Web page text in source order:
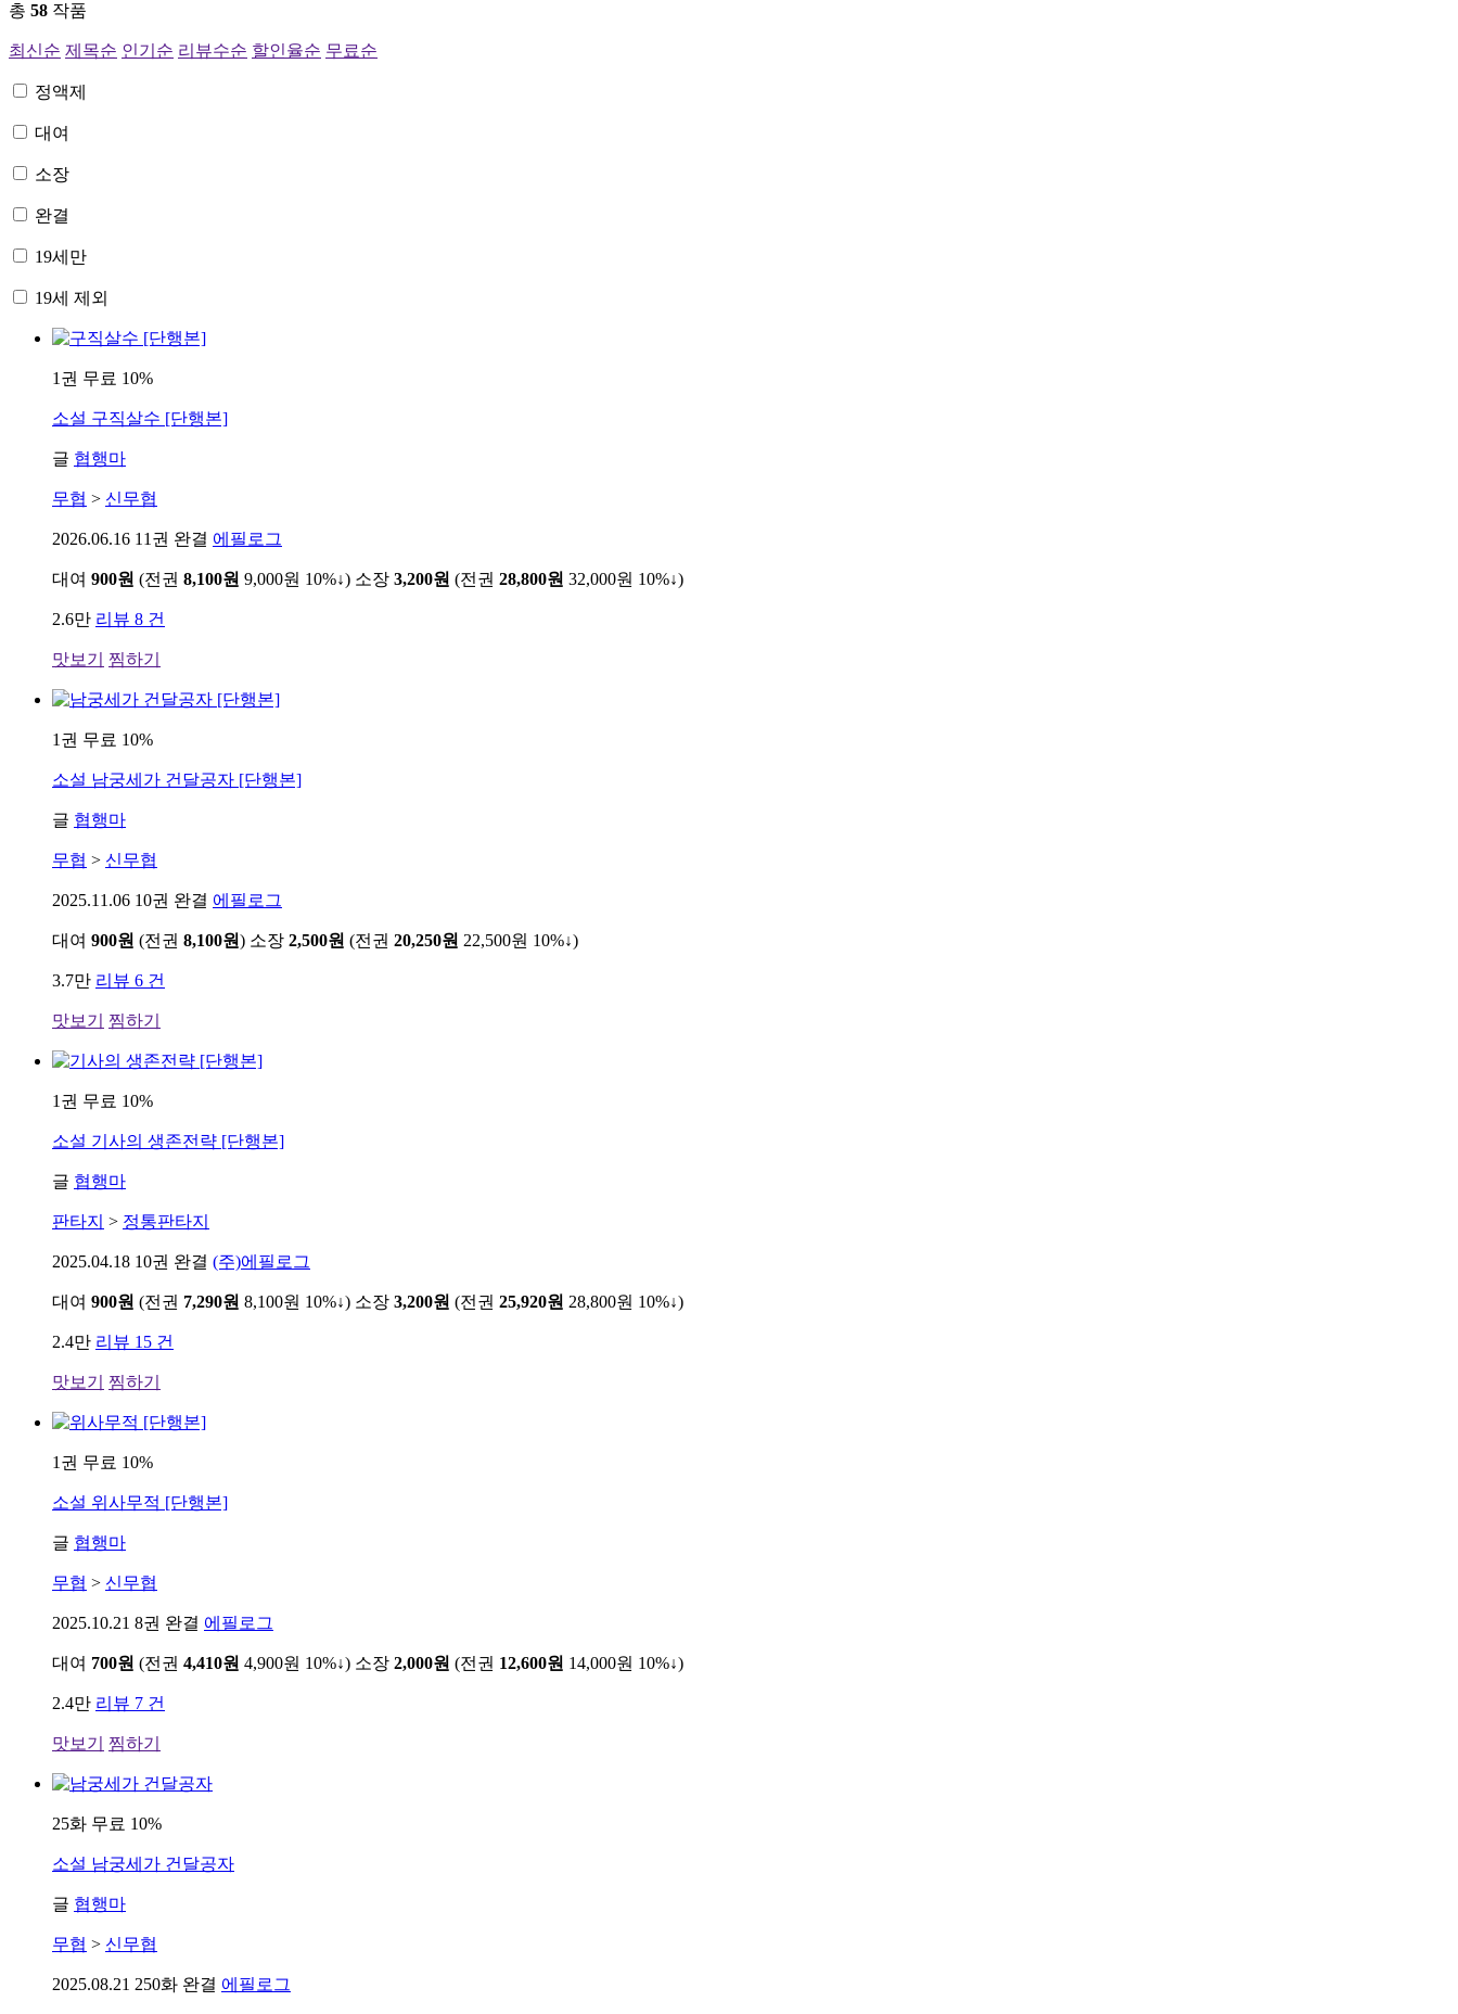
총 58 작품
최신순 제목순 인기순 리뷰수순 할인율순 무료순
정액제
대여
소장
완결
19세만
19세 제외
1권 무료 10%
소설 구직살수 [단행본]
글 협행마
무협 > 신무협
2026.06.16 11권 완결 에필로그
대여 900원 (전권 8,100원 9,000원 10%↓) 소장 3,200원 (전권 28,800원 32,000원 10%↓)
2.6만 리뷰 8 건
맛보기 찜하기
1권 무료 10%
소설 남궁세가 건달공자 [단행본]
글 협행마
무협 > 신무협
2025.11.06 10권 완결 에필로그
대여 900원 (전권 8,100원) 소장 2,500원 (전권 20,250원 22,500원 10%↓)
3.7만 리뷰 6 건
맛보기 찜하기
1권 무료 10%
소설 기사의 생존전략 [단행본]
글 협행마
판타지 > 정통판타지
2025.04.18 10권 완결 (주)에필로그
대여 900원 (전권 7,290원 8,100원 10%↓) 소장 3,200원 (전권 25,920원 28,800원 10%↓)
2.4만 리뷰 15 건
맛보기 찜하기
1권 무료 10%
소설 위사무적 [단행본]
글 협행마
무협 > 신무협
2025.10.21 8권 완결 에필로그
대여 700원 (전권 4,410원 4,900원 10%↓) 소장 2,000원 (전권 12,600원 14,000원 10%↓)
2.4만 리뷰 7 건
맛보기 찜하기
25화 무료 10%
소설 남궁세가 건달공자
글 협행마
무협 > 신무협
2025.08.21 250화 완결 에필로그